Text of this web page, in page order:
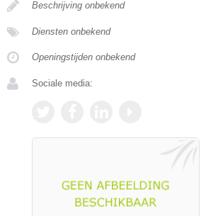
Beschrijving onbekend
Diensten onbekend
Openingstijden onbekend
Sociale media: